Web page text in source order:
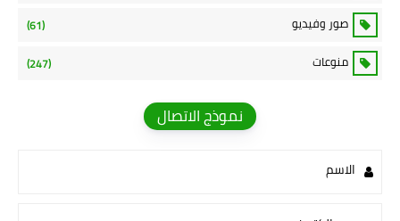
صور وفيديو (61)
منوعات (247)
نموذج الاتصال
الاسم